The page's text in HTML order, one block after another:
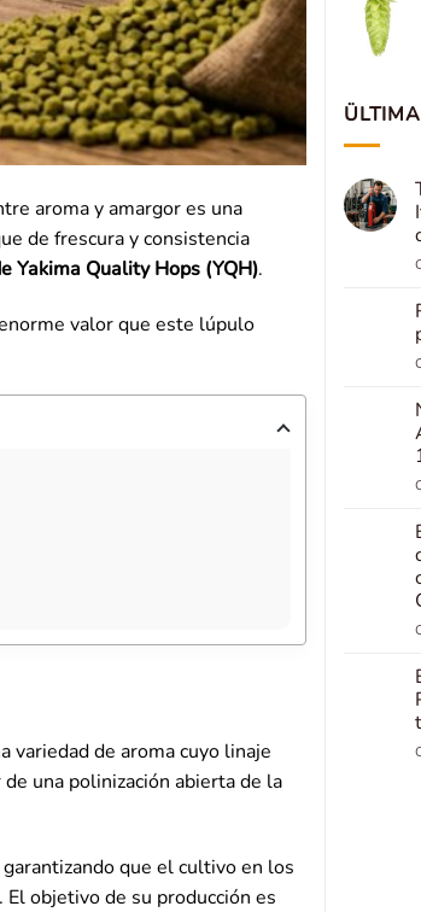
aroma y amargor es una
de frescura y consistencia
Yakima Quality Hops (YQH).
valor que este lúpulo
variedad de aroma cuyo linaje
una polinización abierta de la
garantizando que el cultivo en los
objetivo de su producción es